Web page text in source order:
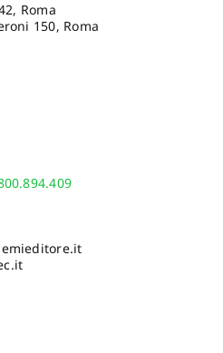
Roma
150, Roma